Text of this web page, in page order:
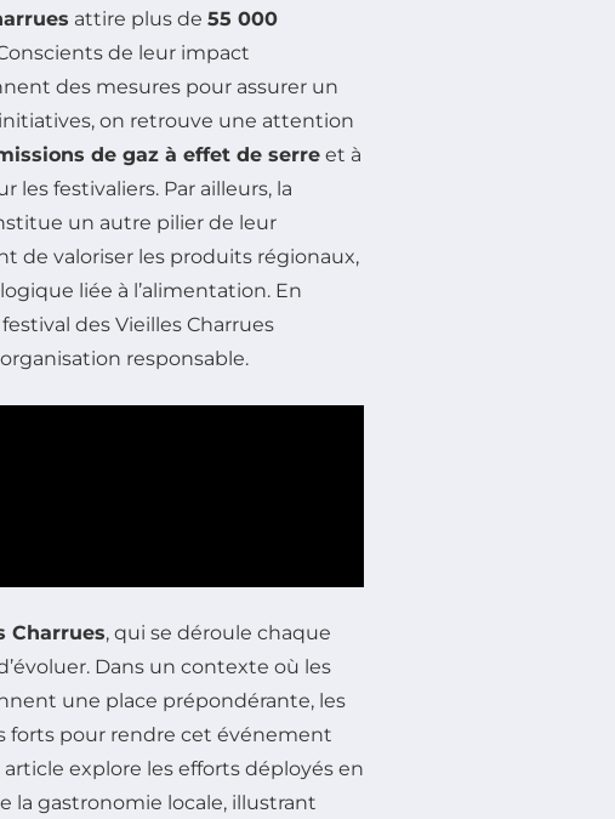
attire plus de 55 000
de leur impact
des mesures pour assurer un
initiatives, on retrouve une attention
de gaz à effet de serre et à
les festivaliers. Par ailleurs, la
un autre pilier de leur
de valoriser les produits régionaux,
liée à l’alimentation. En
des Vieilles Charrues
responsable.
Charrues, qui se déroule chaque
Dans un contexte où les
une place prépondérante, les
forts pour rendre cet événement
article explore les efforts déployés en
la gastronomie locale, illustrant